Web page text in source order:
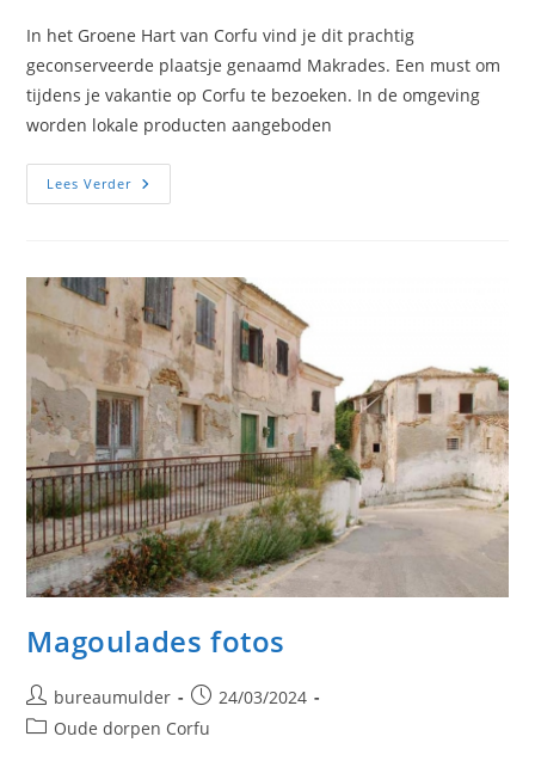
In het Groene Hart van Corfu vind je dit prachtig
geconserveerde plaatsje genaamd Makrades. Een must om
tijdens je vakantie op Corfu te bezoeken. In de omgeving
worden lokale producten aangeboden
Lees VerderMakrades
Fotos
Magoulades fotos
Bericht
auteur:
bureaumulder
Bericht
gepubliceerd
24/03/2024
Berichtcategorie:
Oude dorpen Corfu